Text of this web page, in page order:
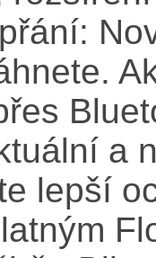
a
lepší